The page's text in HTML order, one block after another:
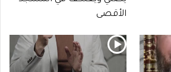
الأقصى